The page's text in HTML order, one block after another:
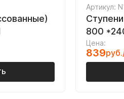
Артикул:
800
Цена:
839